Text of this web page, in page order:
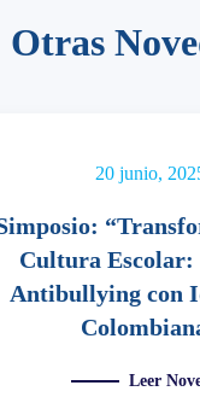
Otras
20 junio,
Cultura Escolar:
Antibullying con
Leer